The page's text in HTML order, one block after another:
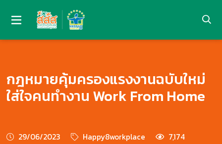
กฎหมายคุ้มครองแรงงานฉบับใหม่
ใส่ใจคนทำงาน Work From Home
29/06/2023 Happy8workplace 7,174